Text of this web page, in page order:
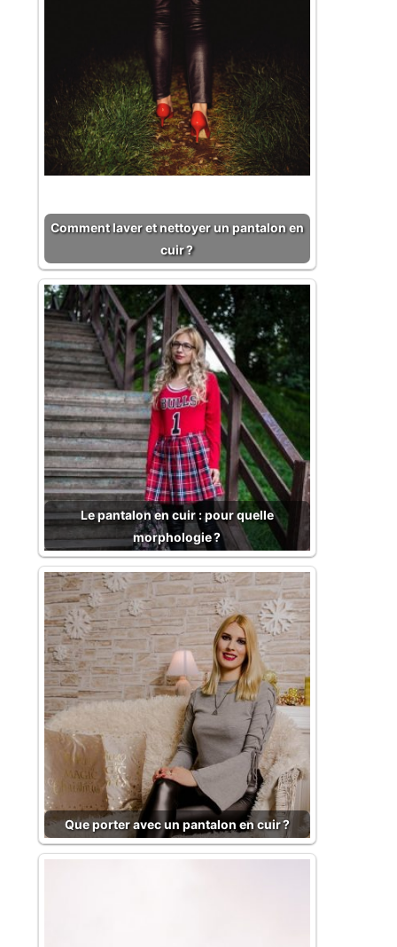
Comment laver et nettoyer un pantalon en
cuir ?
Le pantalon en cuir : pour quelle
morphologie ?
Que porter avec un pantalon en cuir ?